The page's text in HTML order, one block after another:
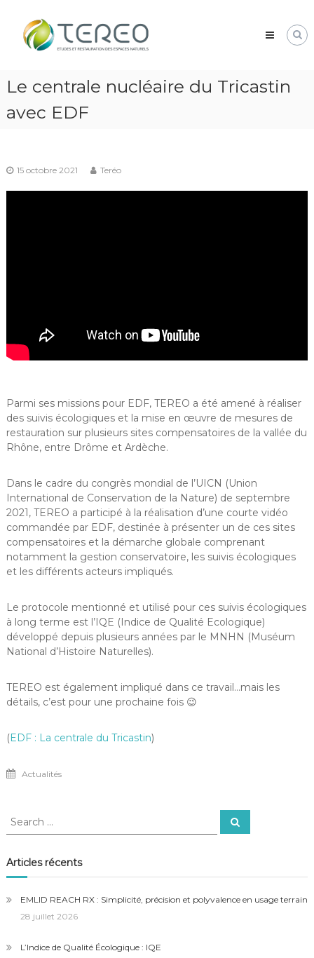
content
TEREO
étude
espaces
naturels
Le centrale nucléaire du Tricastin
avec EDF
15 octobre 2021 Teréo
Parmi ses missions pour EDF, TEREO a été amené à réaliser
des suivis écologiques et la mise en œuvre de mesures de
restauration sur plusieurs sites compensatoires de la vallée du
Rhône, entre Drôme et Ardèche.
Dans le cadre du congrès mondial de l’UICN (Union
International de Conservation de la Nature) de septembre
2021, TEREO a participé à la réalisation d’une courte vidéo
commandée par EDF, destinée à présenter un de ces sites
compensatoires et la démarche globale comprenant
notamment la gestion conservatoire, les suivis écologiques
et les différents acteurs impliqués.
Le protocole mentionné et utilisé pour ces suivis écologiques
à long terme est l’IQE (Indice de Qualité Ecologique)
développé depuis plusieurs années par le MNHN (Muséum
National d’Histoire Naturelles).
TEREO est également impliqué dans ce travail…mais les
détails, c’est pour une prochaine fois 😉
(EDF : La centrale du Tricastin)
Actualités
Search
Search
Articles récents
EMLID REACH RX : Simplicité, précision et polyvalence en usage terrain
28 juillet 2026
L’Indice de Qualité Écologique : IQE